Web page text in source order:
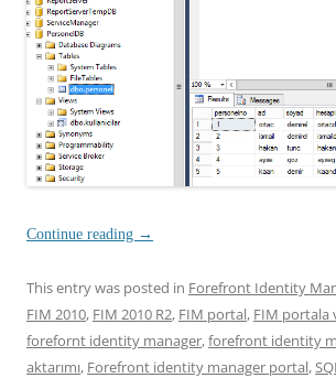
Continue reading →
This entry was posted in Forefront Identity
FIM 2010, FIM 2010 R2, FIM portal, FIM portala
forefornt identity manager,forefront identity
aktarımı, Forefront identity manager portal,